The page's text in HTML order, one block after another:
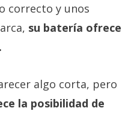
correcto y unos
su batería ofrece
algo corta, pero
la posibilidad de